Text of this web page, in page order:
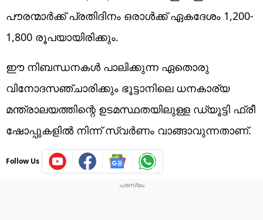
പൗരന്മാർക്ക് പ്രതിദിനം ഒരാൾക്ക് ഏകദേശം 1,200-
1,800 രൂപയായിരിക്കും.
ഈ നിബന്ധനകൾ പാലിക്കുന്ന ഏതൊരു
വിനോദസഞ്ചാരിക്കും ഭൂട്ടാനിലെ ധനകാര്യ
മന്ത്രാലയത്തിന്റെ ഉടമസ്ഥതയിലുള്ള ഡ്യൂട്ടി ഫ്രീ
ഷോപ്പുകളിൽ നിന്ന് സ്വർണം വാങ്ങാവുന്നതാണ്.
Follow Us